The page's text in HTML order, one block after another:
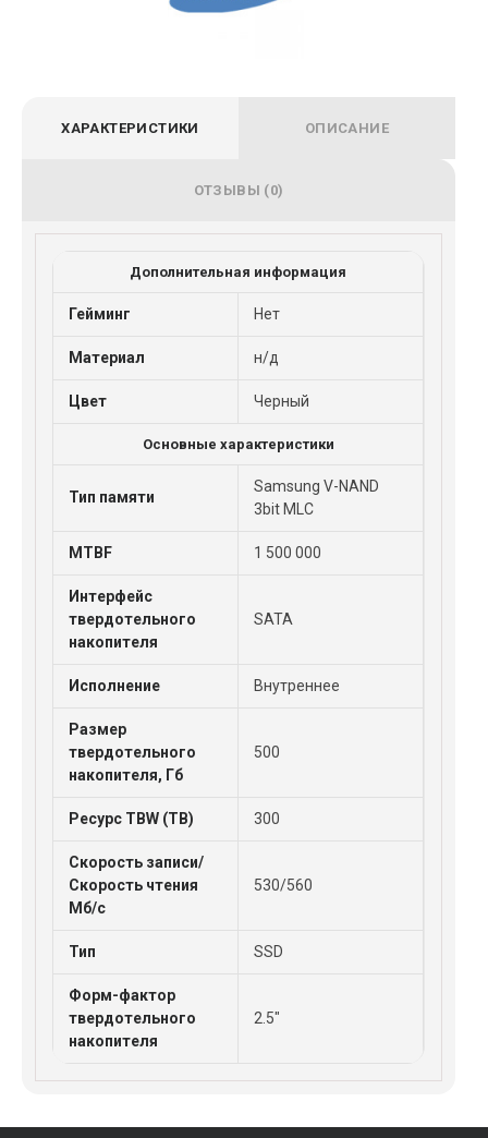
ХАРАКТЕРИСТИКИ ОПИСАНИЕ
ОТЗЫВЫ (0)
Дополнительная информация
Гейминг Нет
Материал н/д
Цвет Черный
Основные характеристики
Тип памяти
Samsung V-NAND
3bit MLC
MTBF 1 500 000
Интерфейс
твердотельного
накопителя
SATA
Исполнение Внутреннее
Размер
твердотельного
накопителя, Гб
500
Ресурс TBW (TB) 300
Скорость записи/
Скорость чтения
Мб/с
530/560
Тип SSD
Форм-фактор
твердотельного
накопителя
2.5"